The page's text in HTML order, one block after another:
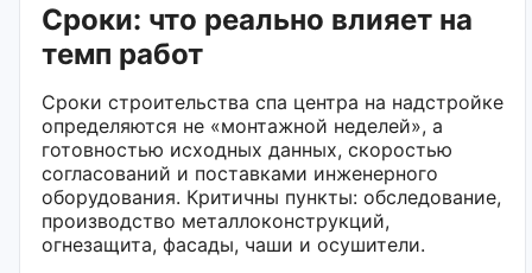
Сроки: что реально влияет на
темп работ
Сроки строительства спа центра на надстройке
определяются не «монтажной неделей», а
готовностью исходных данных, скоростью
согласований и поставками инженерного
оборудования. Критичны пункты: обследование,
производство металлоконструкций,
огнезащита, фасады, чаши и осушители.